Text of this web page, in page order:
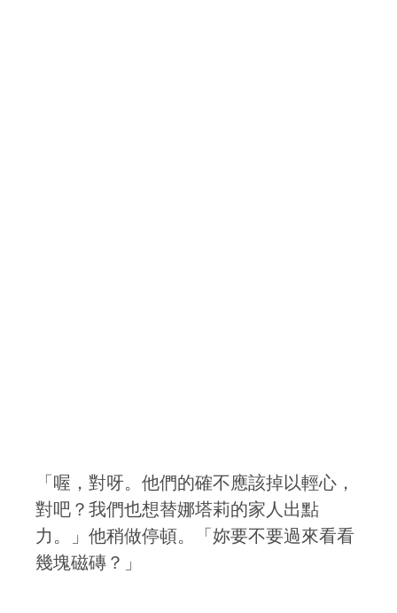
「喔，對呀。他們的確不應該掉以輕心，
對吧？我們也想替娜塔莉的家人出點
力。」他稍做停頓。「妳要不要過來看看
幾塊磁磚？」